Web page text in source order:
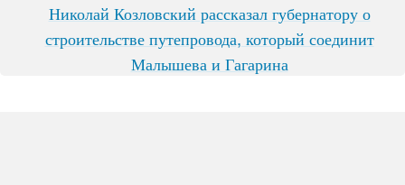
Николай Козловский рассказал губернатору о
строительстве путепровода, который соединит
Малышева и Гагарина